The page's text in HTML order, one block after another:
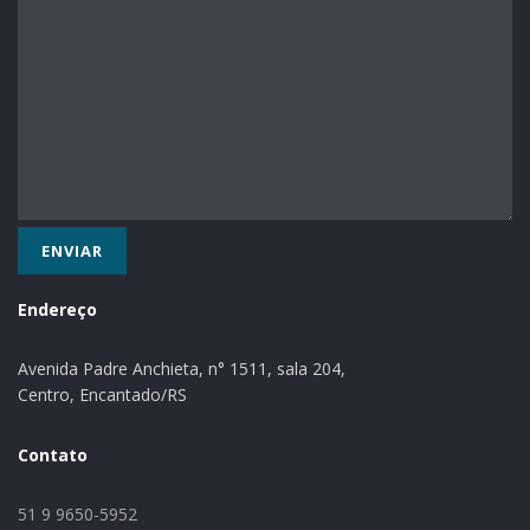
Endereço
Avenida Padre Anchieta, n° 1511, sala 204,
Centro, Encantado/RS
Contato
51 9 9650-5952